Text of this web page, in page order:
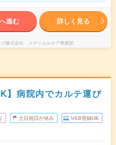
進む 詳しく見る
グ株式会社 メディカルケア事業部
】病院内でカルテ運び
土日祝日が休み WEB登録OK